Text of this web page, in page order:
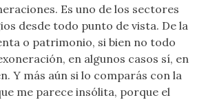
Es uno de los sectores
desde todo punto de vista. De la
o patrimonio, si bien no todo
en algunos casos sí, en
Y más aún si lo comparás con la
me parece insólita, porque el